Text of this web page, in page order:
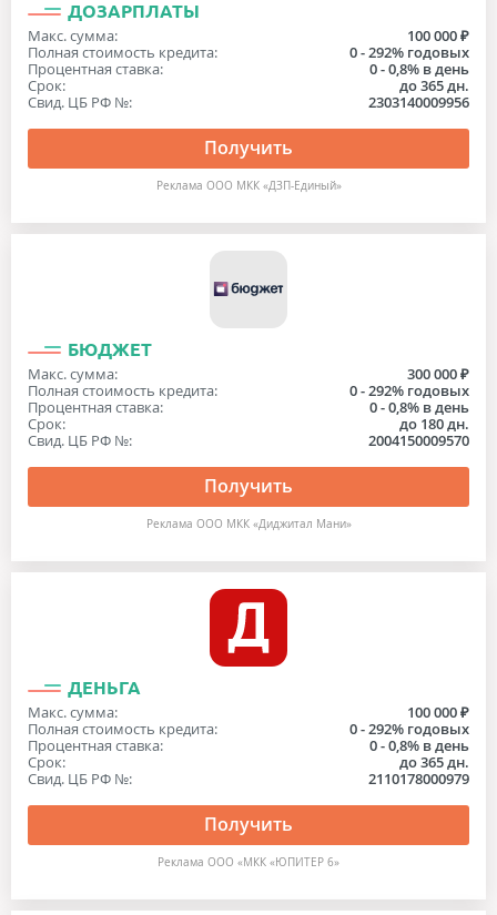
ДОЗАРПЛАТЫ
Макс. сумма:
100 000 ₽
Полная стоимость кредита:
0 - 292% годовых
Процентная ставка:
0 - 0,8% в день
Срок:
до 365 дн.
Свид. ЦБ РФ №:
2303140009956
Получить
Реклама ООО МКК «ДЗП-Единый»
БЮДЖЕТ
Макс. сумма:
300 000 ₽
Полная стоимость кредита:
0 - 292% годовых
Процентная ставка:
0 - 0,8% в день
Срок:
до 180 дн.
Свид. ЦБ РФ №:
2004150009570
Получить
Реклама ООО МКК «Диджитал Мани»
ДЕНЬГА
Макс. сумма:
100 000 ₽
Полная стоимость кредита:
0 - 292% годовых
Процентная ставка:
0 - 0,8% в день
Срок:
до 365 дн.
Свид. ЦБ РФ №:
2110178000979
Получить
Реклама ООО «МКК «ЮПИТЕР 6»